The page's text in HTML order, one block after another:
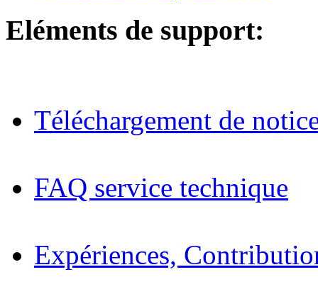
Eléments de support:
Téléchargement de
FAQ service technique
Expériences,